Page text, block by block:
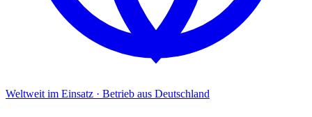
Weltweit im Einsatz · Betrieb aus Deutschland